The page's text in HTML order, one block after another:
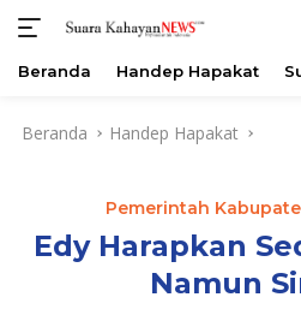
Beranda Handep Hapakat
Beranda Handep Hapakat
Pemerintah
Edy Harapkan
Namun